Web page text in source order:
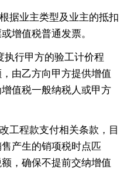
据业主类型及业主的抵扣
增值税普通发票。
执行甲方的验工计价程
由乙方向甲方提供增值
值税一般纳税人或甲方
工程款支付相关条款，目
产生的销项税时点匹
，确保不提前交纳增值